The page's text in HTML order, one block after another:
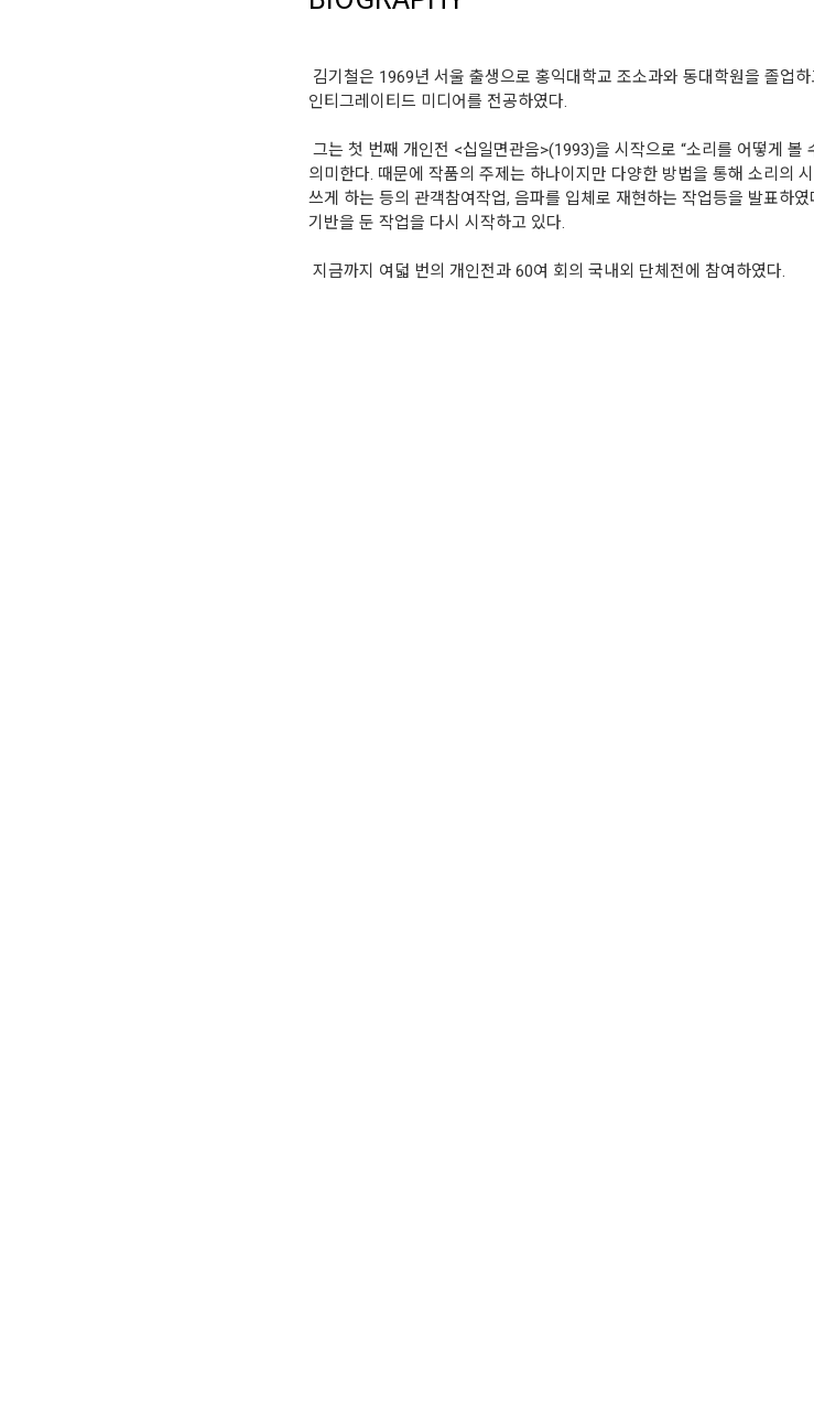
김기철은 1969년 서울 출생으로 홍익대학교 조소과와 동대학원을 졸업
인티그레이티드 미디어를 전공하였다.
그는 첫 번째 개인전 <십일면관음>(1993)을 시작으로 “소리를 어떻게
의미한다. 때문에 작품의 주제는 하나이지만 다양한 방법을 통해 소리의
쓰게 하는 등의 관객참여작업, 음파를 입체로 재현하는 작업등을 발표하
기반을 둔 작업을 다시 시작하고 있다.
지금까지 여덟 번의 개인전과 60여 회의 국내외 단체전에 참여하였다.